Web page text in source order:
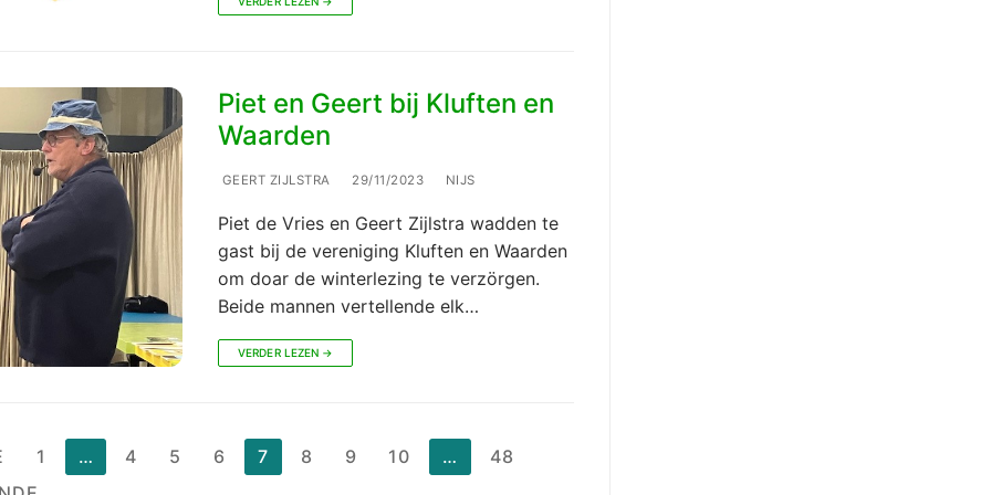
Piet en Geert bij Kluften en
Waarden
GEERT ZIJLSTRA 29/11/2023 NIJS
Piet de Vries en Geert Zijlstra wadden te
gast bij de vereniging Kluften en Waarden
om doar de winterlezing te verzörgen.
Beide mannen vertellende elk…
VERDER LEZEN →
1 … 4 5 6 7 8 9 10 …
48